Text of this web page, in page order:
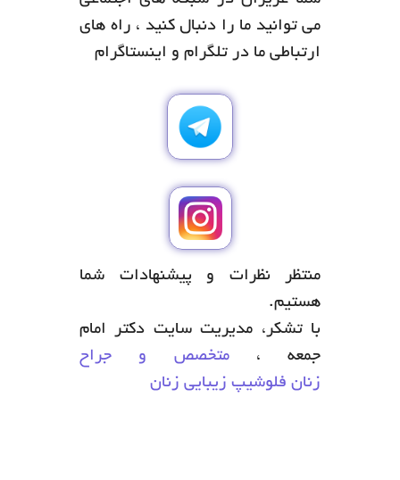
می توانید ما را دنبال کنید ، راه های
ارتباطی ما در تلگرام و اینستاگرام
منتظر نظرات و پیشنهادات شما
هستیم.
با تشکر، مدیریت سایت دکتر امام
جمعه ،متخصص و جراح
زنان فلوشیپ زیبایی زنان